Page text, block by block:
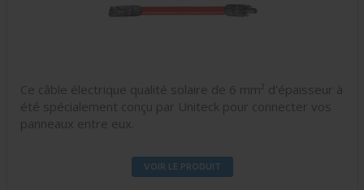
Ce câble électrique qualité solaire de 6 mm² d'épaisseur à
été spécialement conçu par Uniteck pour connecter vos
panneaux entre eux.
VOIR LE PRODUIT